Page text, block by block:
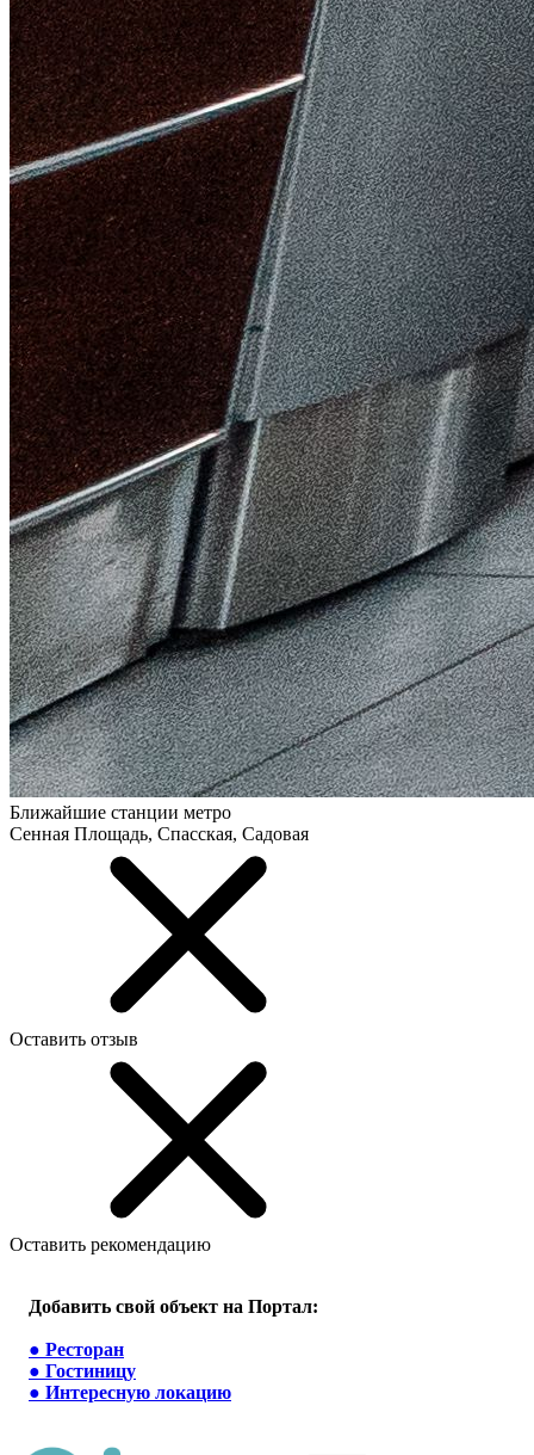
Ближайшие станции метро
Сенная Площадь, Спасская, Садовая
Оставить отзыв
Оставить рекомендацию
Добавить свой объект на Портал:
● Ресторан
● Гостиницу
● Интересную локацию